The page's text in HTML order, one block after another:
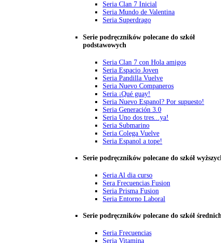
Seria Clan 7 Inicial
Seria Mundo de Valentina
Seria Superdrago
Serie podręczników polecane do szkół
podstawowych
Seria Clan 7 con Hola amigos
Seria Espacio Joven
Seria Pandilla Vuelve
Seria Nuevo Companeros
Seria ¡Qué guay!
Seria Nuevo Espanol? Por supuesto!
Seria Generación 3.0
Seria Uno dos tres...ya!
Seria Submarino
Seria Colega Vuelve
Seria Espanol a tope!
Serie podręczników polecane do szkół
Seria Al dia curso
Sera Frecuencias Fusion
Seria Prisma Fusion
Seria Entorno Laboral
Serie podręczników polecane do szkół
Seria Frecuencias
Seria Vitamina